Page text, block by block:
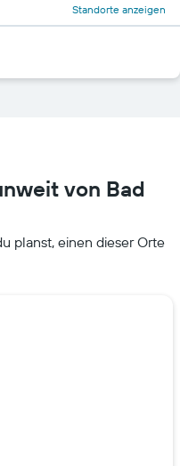
Standorte anzeigen
von Bad
planst, einen dieser Orte